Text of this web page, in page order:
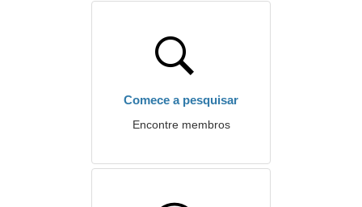
Comece a pesquisar
Encontre membros